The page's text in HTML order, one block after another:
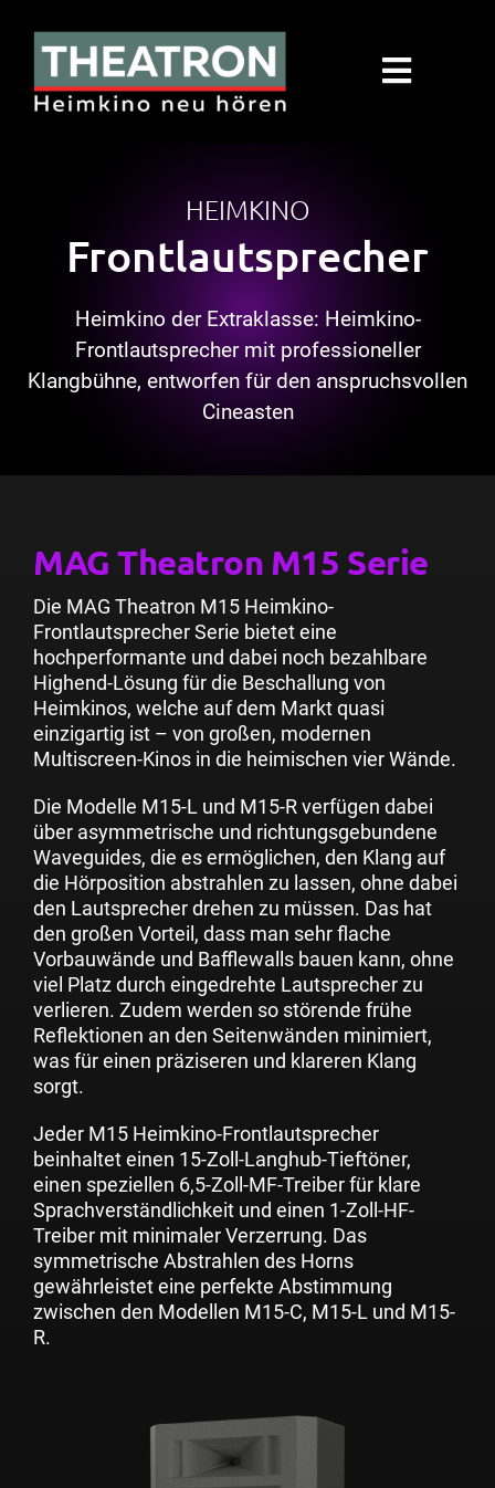
Inhalt
Toggle
Für Händler
Für Endkunden
HEIMKINO
Frontlautsprecher
Heimkino der Extraklasse: Heimkino-
Frontlautsprecher mit professioneller
Klangbühne, entworfen für den anspruchsvollen
Cineasten
MAG Theatron M15 Serie
Die MAG Theatron M15 Heimkino-
Frontlautsprecher Serie bietet eine
hochperformante und dabei noch bezahlbare
Highend-Lösung für die Beschallung von
Heimkinos, welche auf dem Markt quasi
einzigartig ist – von großen, modernen
Multiscreen-Kinos in die heimischen vier Wände.
Die Modelle M15-L und M15-Rverfügen dabei
über asymmetrische und richtungsgebundene
Waveguides, die es ermöglichen, den Klang auf
die Hörposition abstrahlen zu lassen, ohne dabei
den Lautsprecher drehen zu müssen. Das hat
den großen Vorteil, dass man sehr flache
Vorbauwände und Bafflewalls bauen kann, ohne
viel Platz durch eingedrehte Lautsprecher zu
verlieren. Zudem werden so störende frühe
Reflektionen an den Seitenwänden minimiert,
was für einen präziseren und klareren Klang
sorgt.
Jeder M15 Heimkino-Frontlautsprecher
beinhaltet einen 15-Zoll-Langhub-Tieftöner,
einen speziellen 6,5-Zoll-MF-Treiber für klare
Sprachverständlichkeit und einen 1-Zoll-HF-
Treiber mit minimaler Verzerrung. Das
symmetrische Abstrahlen des Horns
gewährleistet eine perfekte Abstimmung
zwischen den Modellen M15-C, M15-L und M15-
R.